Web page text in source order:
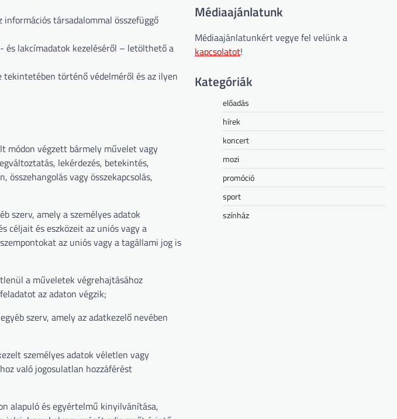
társadalommal összefüggő
és lakcímadatok kezeléséről – letölthető a
tekintetében történő védelméről és az ilyen
módon végzett bármely művelet vagy
lekérdezés, betekintés,
vagy összekapcsolás,
szerv, amely a személyes adatok
céljait és eszközeit az uniós vagy a
az uniós vagy a tagállami jog is
a műveletek végrehajtásához
az adaton végzik;
szerv, amely az adatkezelő nevében
személyes adatok véletlen vagy
való jogosulatlan hozzáférést
alapuló és egyértelmű kinyilvánítása,
Médiaajánlatunk
Médiaajánlatunkért vegye fel velünk a
kapcsolatot!
Kategóriák
előadás
hírek
koncert
mozi
promóció
sport
színház